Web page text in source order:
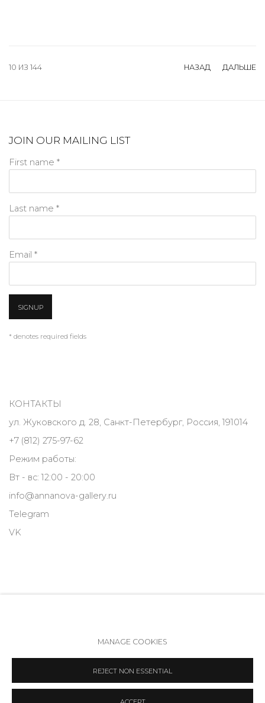
НАЗАД ДАЛЬШЕ
10 ИЗ 144
JOIN OUR MAILING LIST
First name *
Last name *
Email *
SIGNUP
* denotes required fields
КОНТАКТЫ
ул. Жуковского д. 28, Санкт-Петербург, Россия, 191014
+7 (812) 275-97-62
Режим работы:
Вт - вс: 12:00 - 20:00
info@annanova-gallery.ru
Telegram
VK
COPYRIGHT © 2026 ANNA NOVA GALLERY SITE BY ARTLOGIC
MANAGE COOKIES
REJECT NON ESSENTIAL